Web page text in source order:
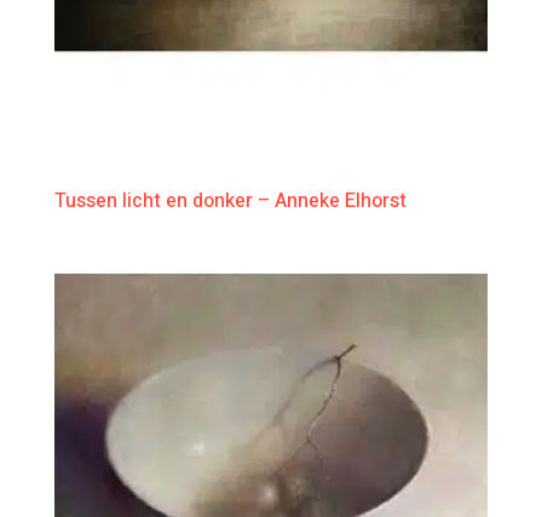
Tussen licht en donker – Anneke Elhorst